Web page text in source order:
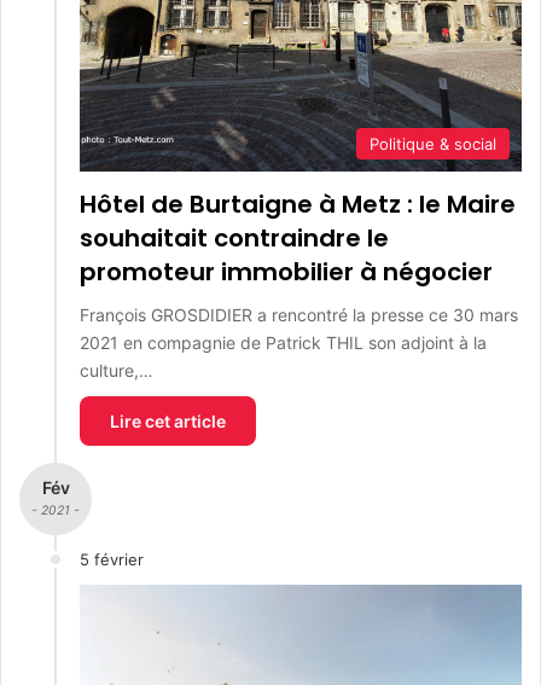
Politique & social
Hôtel de Burtaigne à Metz : le Maire
souhaitait contraindre le
promoteur immobilier à négocier
François GROSDIDIER a rencontré la presse ce 30 mars
2021 en compagnie de Patrick THIL son adjoint à la
culture,…
Lire cet article
Fév
- 2021 -
5 février